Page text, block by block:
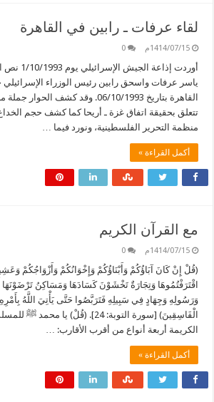
لقاء عرفات ـ رابين في القاهرة
1414/07/15م 0
أوردت إذاعة
ياسر عرفات واسحق رابين رئيس الوزراء الإسرائيلي
القاهرة بتاريخ 06/10/1993. وقد كشف
تتعلق بحقيقة اتفاق غزة ـ أريحا كما كشف حجم
منظمة التحرير الفلسطينية، ونورد فيما …
أكمل القراءة »
مع القرآن الكريم
1414/07/15م 0
(قُلْ إِنْ كَانَ آبَاؤُكُمْ وَأَبْنَاؤُكُمْ وَإِخْوَانُكُمْ وَأَزْوَاجُكُمْ
اقْتَرَفْتُمُوهَا وَتِجَارَةٌ تَخْشَوْنَ كَسَادَهَا وَمَسَاكِنُ تَرْضَوْنَهَا
وَرَسُولِهِ وَجِهَادٍ فِي سَبِيلِهِ فَتَرَبَّصُوا حَتَّى يَأْتِيَ اللَّهُ بِأَمْرِهِ
الْفَاسِقِينَ) [سورة التوبة: 24]. (قُلْ) يا
الكريمة أربعة أنواع من أقرب الأقارب: …
أكمل القراءة »